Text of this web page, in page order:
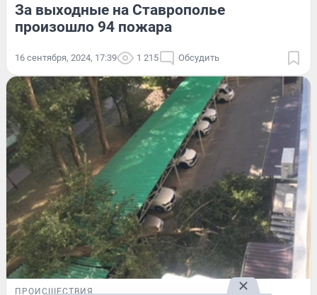
За выходные на Ставрополье
произошло 94 пожара
16 сентября, 2024, 17:39 1 215 Обсудить
ПРОИСШЕСТВИЯ